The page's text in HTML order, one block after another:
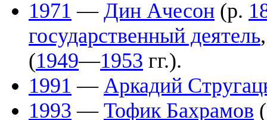
1971 — Дин Ачесон (р.
государственный деятель
(1949—1953 гг.).
1991 — Аркадий
1993 — Тофик Бахрамов